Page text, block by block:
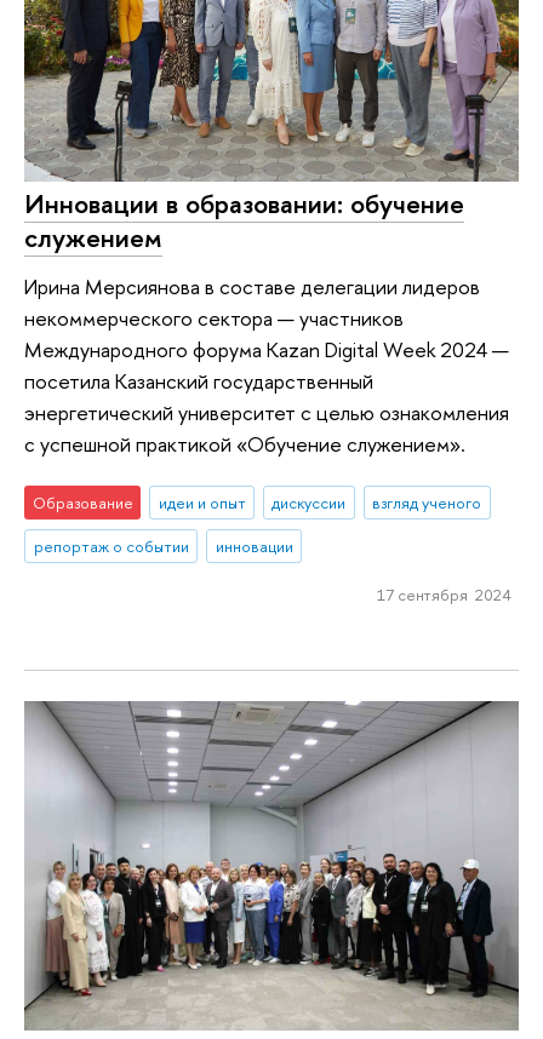
Инновации в образовании: обучение
служением
Ирина Мерсиянова в составе делегации лидеров
некоммерческого сектора — участников
Международного форума Kazan Digital Week 2024 —
посетила Казанский государственный
энергетический университет с целью ознакомления
с успешной практикой «Обучение служением».
Образование идеи и опыт дискуссии
взгляд ученого
репортаж о событии
инновации
17 сентября 2024